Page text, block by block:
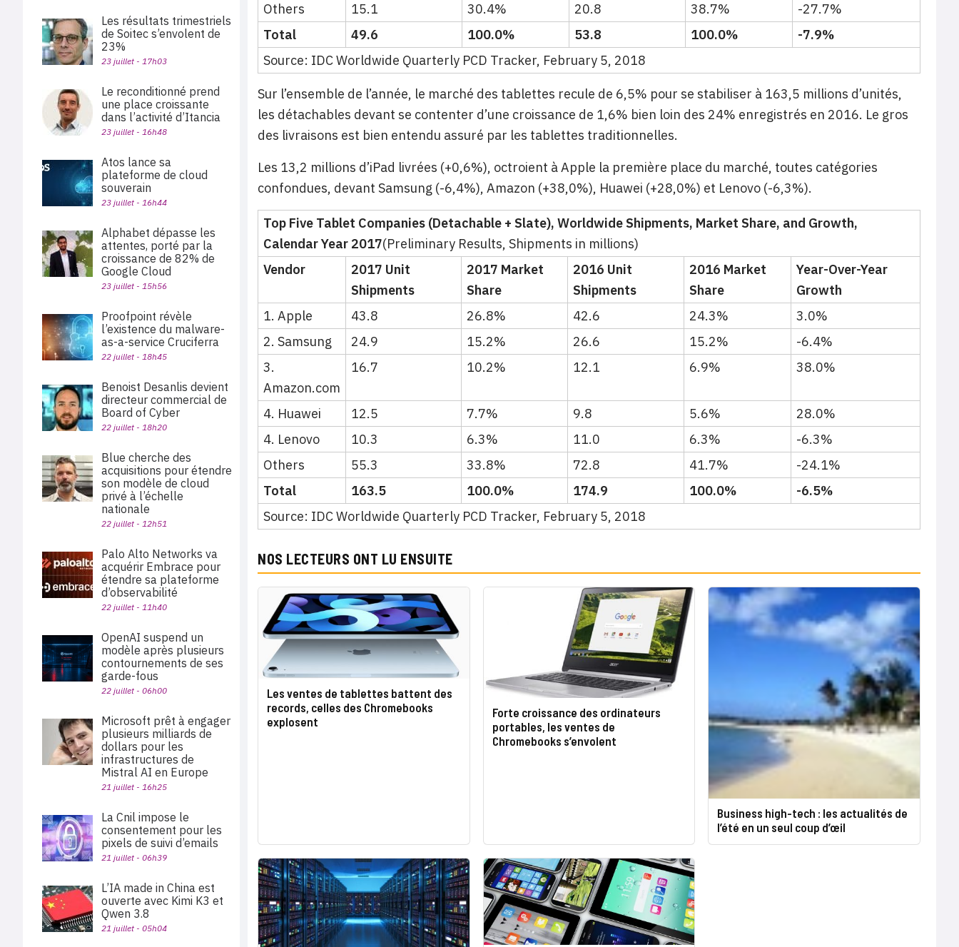
Others
15.1 30.4% 20.8 38.7%
-27.7%
Total
49.6 100.0% 53.8 100.0%
-7.9%
Source: IDC Worldwide Quarterly PCD Tracker, February 5, 2018
Sur l’ensemble de l’année, le marché des tablettes recule de 6,5% pour se stabiliser à 163,5 millions d’unités,
les détachables devant se contenter d’une croissance de 1,6% bien loin des 24% enregistrés en 2016. Le gros
des livraisons est bien entendu assuré par les tablettes traditionnelles.
Les 13,2 millions d’iPad livrées (+0,6%), octroient à Apple la première place du marché, toutes catégories
confondues, devant Samsung (-6,4%), Amazon (+38,0%), Huawei (+28,0%) et Lenovo (-6,3%).
Top Five Tablet Companies (Detachable + Slate), Worldwide Shipments, Market Share, and Growth,
Calendar Year 2017(Preliminary Results, Shipments in millions)
Vendor
2017 Unit
Shipments
2017 Market
Share
2016 Unit
Shipments
2016 Market
Share
Year-Over-Year
Growth
1. Apple
43.8 26.8% 42.6 24.3%
3.0%
2. Samsung
24.9 15.2% 26.6 15.2%
-6.4%
3.
Amazon.com
16.7 10.2% 12.1 6.9% 38.0%
4. Huawei 12.5 7.7% 9.8 5.6%
28.0%
4. Lenovo
10.3 6.3% 11.0 6.3%
-6.3%
Others
55.3 33.8% 72.8 41.7%
-24.1%
Total
163.5 100.0% 174.9 100.0%
-6.5%
Source: IDC Worldwide Quarterly PCD Tracker, February 5, 2018
NOS LECTEURS ONT LU ENSUITE
Les ventes de tablettes battent des
records, celles des Chromebooks
explosent
Forte croissance des ordinateurs
portables, les ventes de
Chromebooks s’envolent
Business high-tech : les actualités de
l’été en un seul coup d’œil
Les résultats trimestriels
de Soitec s’envolent de
23%
23 juillet - 17h03
Le reconditionné prend
une place croissante
dans l’activité d’Itancia
23 juillet - 16h48
Atos lance sa
plateforme de cloud
souverain
23 juillet - 16h44
Alphabet dépasse les
attentes, porté par la
croissance de 82% de
Google Cloud
23 juillet - 15h56
Proofpoint révèle
l’existence du malware-
as-a-service Cruciferra
22 juillet - 18h45
Benoist Desanlis devient
directeur commercial de
Board of Cyber
22 juillet - 18h20
Blue cherche des
acquisitions pour étendre
son modèle de cloud
privé à l’échelle
nationale
22 juillet - 12h51
Palo Alto Networks va
acquérir Embrace pour
étendre sa plateforme
d’observabilité
22 juillet - 11h40
OpenAI suspend un
modèle après plusieurs
contournements de ses
garde-fous
22 juillet - 06h00
Microsoft prêt à engager
plusieurs milliards de
dollars pour les
infrastructures de
Mistral AI en Europe
21 juillet - 16h25
La Cnil impose le
consentement pour les
pixels de suivi d’emails
21 juillet - 06h39
L’IA made in China est
ouverte avec Kimi K3 et
Qwen 3.8
21 juillet - 05h04